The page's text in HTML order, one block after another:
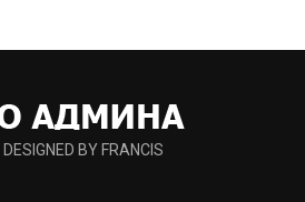
DESIGNED BY FRANCIS